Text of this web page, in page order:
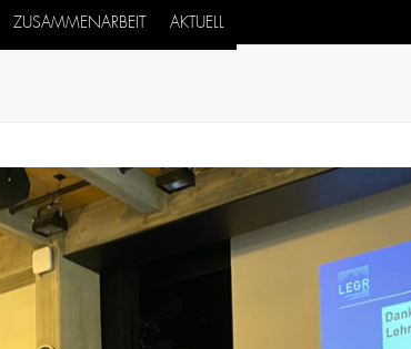
ZUSAMMENARBEIT AKTUELL